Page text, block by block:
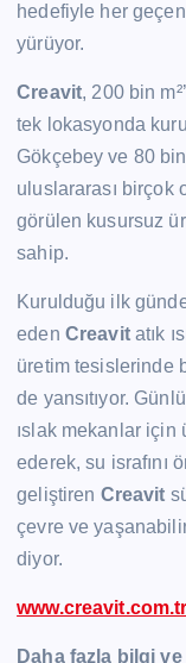
hedefiyle her
yürüyor.
Creavit, 200 bin
tek lokasyonda
Gökçebey ve 80
uluslararası birçok
görülen kusursuz
sahip.
Kurulduğu ilk
eden Creavitatık
üretim tesislerinde
de yansıtıyor.
ıslak mekanlar için
ederek, su israfını
geliştiren Creavit
çevre ve
diyor.
www.creavit.com.tr
Daha fazla bilgi